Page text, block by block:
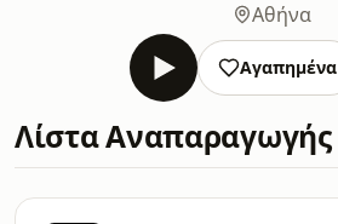
Αθήνα
Αγαπημένα
Λίστα Αναπαραγωγής